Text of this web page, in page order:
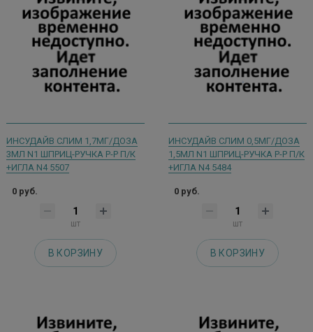
ИНСУДАЙВ СЛИМ 1,7МГ/ДОЗА
3МЛ N1 ШПРИЦ-РУЧКА Р-Р П/К
+ИГЛА N4 5507
0 руб.
шт
В КОРЗИНУ
ИНСУДАЙВ СЛИМ 0,5МГ/ДОЗА
1,5МЛ N1 ШПРИЦ-РУЧКА Р-Р П/К
+ИГЛА N4 5484
0 руб.
шт
В КОРЗИНУ